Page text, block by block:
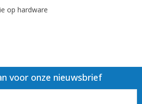
op hardware
voor onze nieuwsbrief